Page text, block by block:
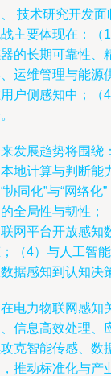
技术研究开发
主要体现在：（
的长期可靠性、
运维管理与能源
户侧感知中；（
发展趋势将围绕
地计算与判断能
协同化”与“网络
全局性与韧性；
网平台开放感知
（4）与人工智
据感知到认知决
电力物联网感知
信息高效处理、
克智能传感、数
推动标准化与产